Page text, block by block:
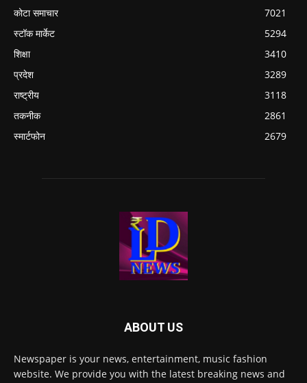
कोटा समाचार
7021
स्टॉक मार्केट
5294
शिक्षा
3410
प्रदेश
3289
राष्ट्रीय
3118
तकनीक
2861
स्मार्टफोन
2679
ABOUT US
Newspaper is your news, entertainment, music fashion
website. We provide you with the latest breaking news and